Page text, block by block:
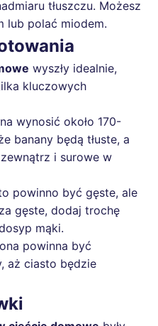
tłuszczu. Możesz
lub polać miodem.
wyszły idealnie,
kluczowych
wynosić około 170-
banany będą tłuste, a
i surowe w
powinno być gęste, ale
gęste, dodaj trochę
mąki.
powinna być
aż ciasto będzie